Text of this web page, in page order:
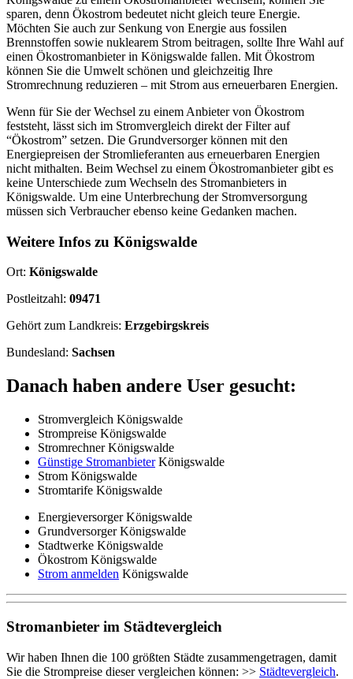
sparen, denn Ökostrom bedeutet nicht gleich teure Energie.
Möchten Sie auch zur Senkung von Energie aus fossilen
Brennstoffen sowie nuklearem Strom beitragen, sollte Ihre Wahl auf
einen Ökostromanbieter in Königswalde fallen. Mit Ökostrom
können Sie die Umwelt schönen und gleichzeitig Ihre
Stromrechnung reduzieren – mit Strom aus erneuerbaren Energien.
Wenn für Sie der Wechsel zu einem Anbieter von Ökostrom
feststeht, lässt sich im Stromvergleich direkt der Filter auf
“Ökostrom” setzen. Die Grundversorger können mit den
Energiepreisen der Stromlieferanten aus erneuerbaren Energien
nicht mithalten. Beim Wechsel zu einem Ökostromanbieter gibt es
keine Unterschiede zum Wechseln des Stromanbieters in
Königswalde. Um eine Unterbrechung der Stromversorgung
müssen sich Verbraucher ebenso keine Gedanken machen.
Weitere Infos zu Königswalde
Ort: Königswalde
Postleitzahl: 09471
Gehört zum Landkreis: Erzgebirgskreis
Bundesland: Sachsen
Danach haben andere User gesucht:
Stromvergleich Königswalde
Strompreise Königswalde
Stromrechner Königswalde
Günstige StromanbieterKönigswalde
Strom Königswalde
Stromtarife Königswalde
Energieversorger Königswalde
Grundversorger Königswalde
Stadtwerke Königswalde
Ökostrom Königswalde
Strom anmelden Königswalde
Stromanbieter im Städtevergleich
Wir haben Ihnen die 100 größten Städte zusammengetragen, damit
Sie die Strompreise dieser vergleichen können: >> Städtevergleich.